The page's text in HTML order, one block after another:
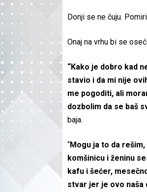
Donji se ne čuju.
Onaj na vrhu bi se
“Kako je dobro kad
stavio i da mi nije
me pogoditi, ali
dozbolim da se baš
baja.
“Mogu ja to da rešim,
komšinicu i ženinu
kafu i šećer,
stvar jer je ovo naša